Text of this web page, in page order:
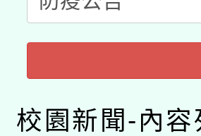
薪期間赴陸
轉知經濟部
業技術研究
115年8月22
開 智慧啟航
2026年桃園
校園新聞-內容